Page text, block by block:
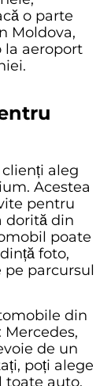
o parte
Moldova,
la aeroport
aleg
Acestea
pentru
dorită din
poate
foto,
pe parcursul
din
Mercedes,
de un
poți alege
toate auto.